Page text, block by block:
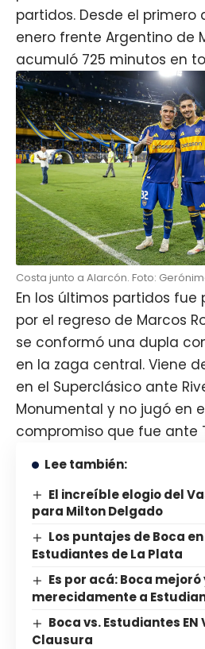
partidos. Desde el primero
enero frente Argentino de
acumuló 725 minutos en
Costa junto a Alarcón. Foto:
En los últimos partidos
por el regreso de Marcos
se conformó una dupla
en la zaga central. Viene
en el Superclásico ante
Monumental y no jugó en
compromiso que fue ante
Lee también:
El increíble elogio del
para Milton Delgado
Los puntajes de Boca
Estudiantes de La Plata
Es por acá: Boca mejoró
merecidamente a
Boca vs. Estudiantes EN
Clausura